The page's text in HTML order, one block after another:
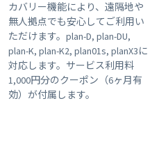
カバリー機能により、遠隔地や
無人拠点でも安心してご利用い
ただけます。plan-D, plan-DU,
plan-K, plan-K2, plan01s, planX3に
対応します。サービス利用料
1,000円分のクーポン（6ヶ月有
効）が付属します。